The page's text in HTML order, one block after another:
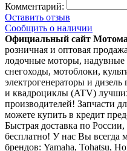
Комментарий:
Оставить отзыв
Сообщить о наличии
Официальный сайт
розничная и оптовая
лодочные моторы,
снегоходы, мотоблоки,
электрогенераторы и
и квадроциклы (ATV)
производителей! Запчасти
можете купить в кредит
Быстрая доставка по
бесплатно! У нас Вы всегда
брендов: Yamaha, Tohatsu,